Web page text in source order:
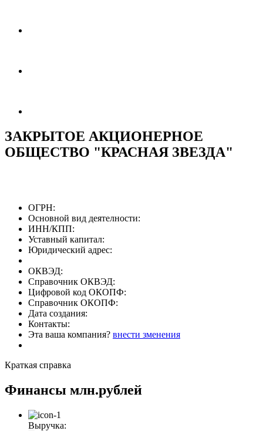
ЗАКРЫТОЕ АКЦИОНЕРНОЕ
ОБЩЕСТВО "КРАСНАЯ ЗВЕЗДА"
ОГРН:
Основной вид деятелности:
ИНН/КПП:
Уставный капитал:
Юридический адрес:
ОКВЭД:
Справочник ОКВЭД:
Цифровой код ОКОПФ:
Справочник ОКОПФ:
Дата создания:
Контакты:
Эта ваша компания? внести зменения
Краткая справка
Финансы млн.рублей
Выручка: